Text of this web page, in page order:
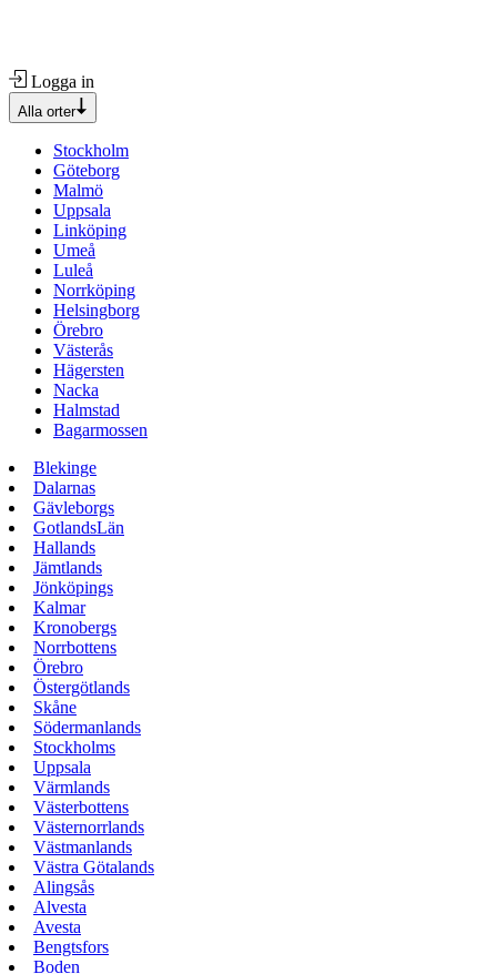
Logga in
Alla orter
Stockholm
Göteborg
Malmö
Uppsala
Linköping
Umeå
Luleå
Norrköping
Helsingborg
Örebro
Västerås
Hägersten
Nacka
Halmstad
Bagarmossen
Blekinge
Dalarnas
Gävleborgs
GotlandsLän
Hallands
Jämtlands
Jönköpings
Kalmar
Kronobergs
Norrbottens
Örebro
Östergötlands
Skåne
Södermanlands
Stockholms
Uppsala
Värmlands
Västerbottens
Västernorrlands
Västmanlands
Västra Götalands
Alingsås
Alvesta
Avesta
Bengtsfors
Boden